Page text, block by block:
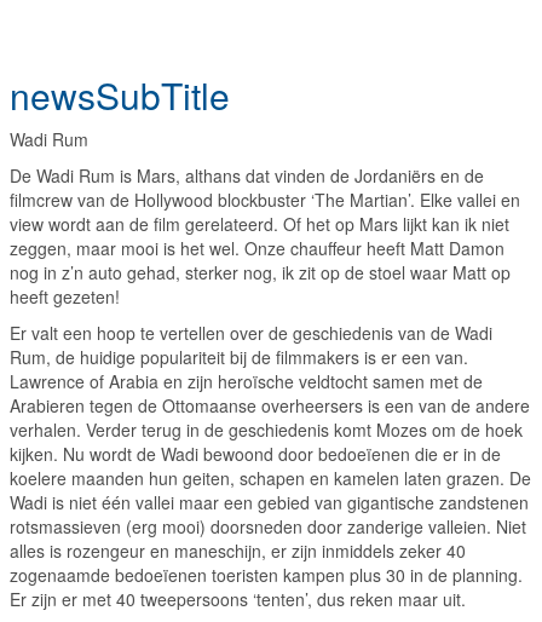
newsSubTitle
Wadi Rum
De Wadi Rum is Mars, althans dat vinden de Jordaniërs en de
filmcrew van de Hollywood blockbuster ‘The Martian’. Elke vallei en
view wordt aan de film gerelateerd. Of het op Mars lijkt kan ik niet
zeggen, maar mooi is het wel. Onze chauffeur heeft Matt Damon
nog in z’n auto gehad, sterker nog, ik zit op de stoel waar Matt op
heeft gezeten!
Er valt een hoop te vertellen over de geschiedenis van de Wadi
Rum, de huidige populariteit bij de filmmakers is er een van.
Lawrence of Arabia en zijn heroïsche veldtocht samen met de
Arabieren tegen de Ottomaanse overheersers is een van de andere
verhalen. Verder terug in de geschiedenis komt Mozes om de hoek
kijken. Nu wordt de Wadi bewoond door bedoeïenen die er in de
koelere maanden hun geiten, schapen en kamelen laten grazen. De
Wadi is niet één vallei maar een gebied van gigantische zandstenen
rotsmassieven (erg mooi) doorsneden door zanderige valleien. Niet
alles is rozengeur en maneschijn, er zijn inmiddels zeker 40
zogenaamde bedoeïenen toeristen kampen plus 30 in de planning.
Er zijn er met 40 tweepersoons ‘tenten’, dus reken maar uit.